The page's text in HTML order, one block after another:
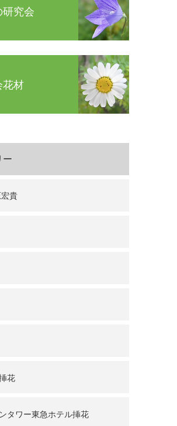
究会
花材
ー
貴
花
タワー東急ホテル挿花